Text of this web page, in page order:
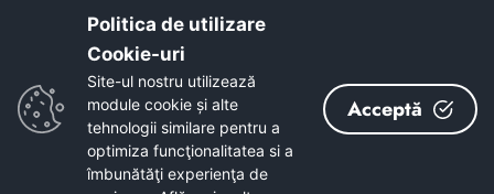
CodMySmis/Sipoca: 128880/652;
Conținutul acestui site web nu reprezintă în mod
obligatoriu poziția oficială a Uniunii Europene.
Întreaga responsabilitate asupra corectitudinii și
coerenței informațiilor prezentate revine inițiatorilor site-
Politica de utilizare
Cookie-uri‎
Site-ul nostru utilizează
module cookie și alte
tehnologii similare pentru a
optimiza funcţionalitatea si a
îmbunătăţi experienţa de
Acceptă